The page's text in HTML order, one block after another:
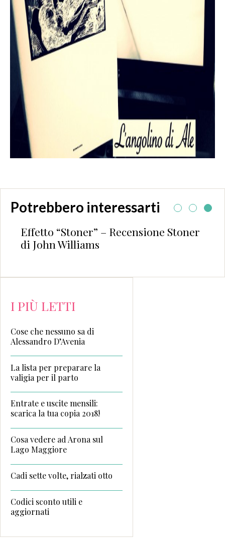
Potrebbero interessarti
Effetto “Stoner” – Recensione Stoner
di John Williams
I PIÙ LETTI
Cose che nessuno sa di
Alessandro D’Avenia
La lista per preparare la
valigia per il parto
Entrate e uscite mensili:
scarica la tua copia 2018!
Cosa vedere ad Arona sul
Lago Maggiore
Cadi sette volte, rialzati otto
Codici sconto utili e
aggiornati